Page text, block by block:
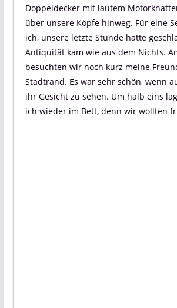
Doppeldecker mit lautem
über unsere Köpfe hinweg. Für eine
ich, unsere letzte Stunde hätte
Antiquität kam wie aus dem Nichts.
besuchten wir noch kurz meine
Stadtrand. Es war sehr schön, wenn
ihr Gesicht zu sehen. Um halb eins
ich wieder im Bett, denn wir wollten